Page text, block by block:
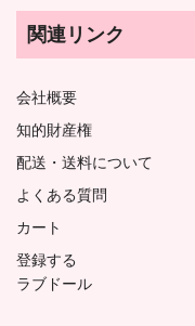
関連リンク
会社概要
知的財産権
配送・送料について
よくある質問
カート
登録する
ラブドール